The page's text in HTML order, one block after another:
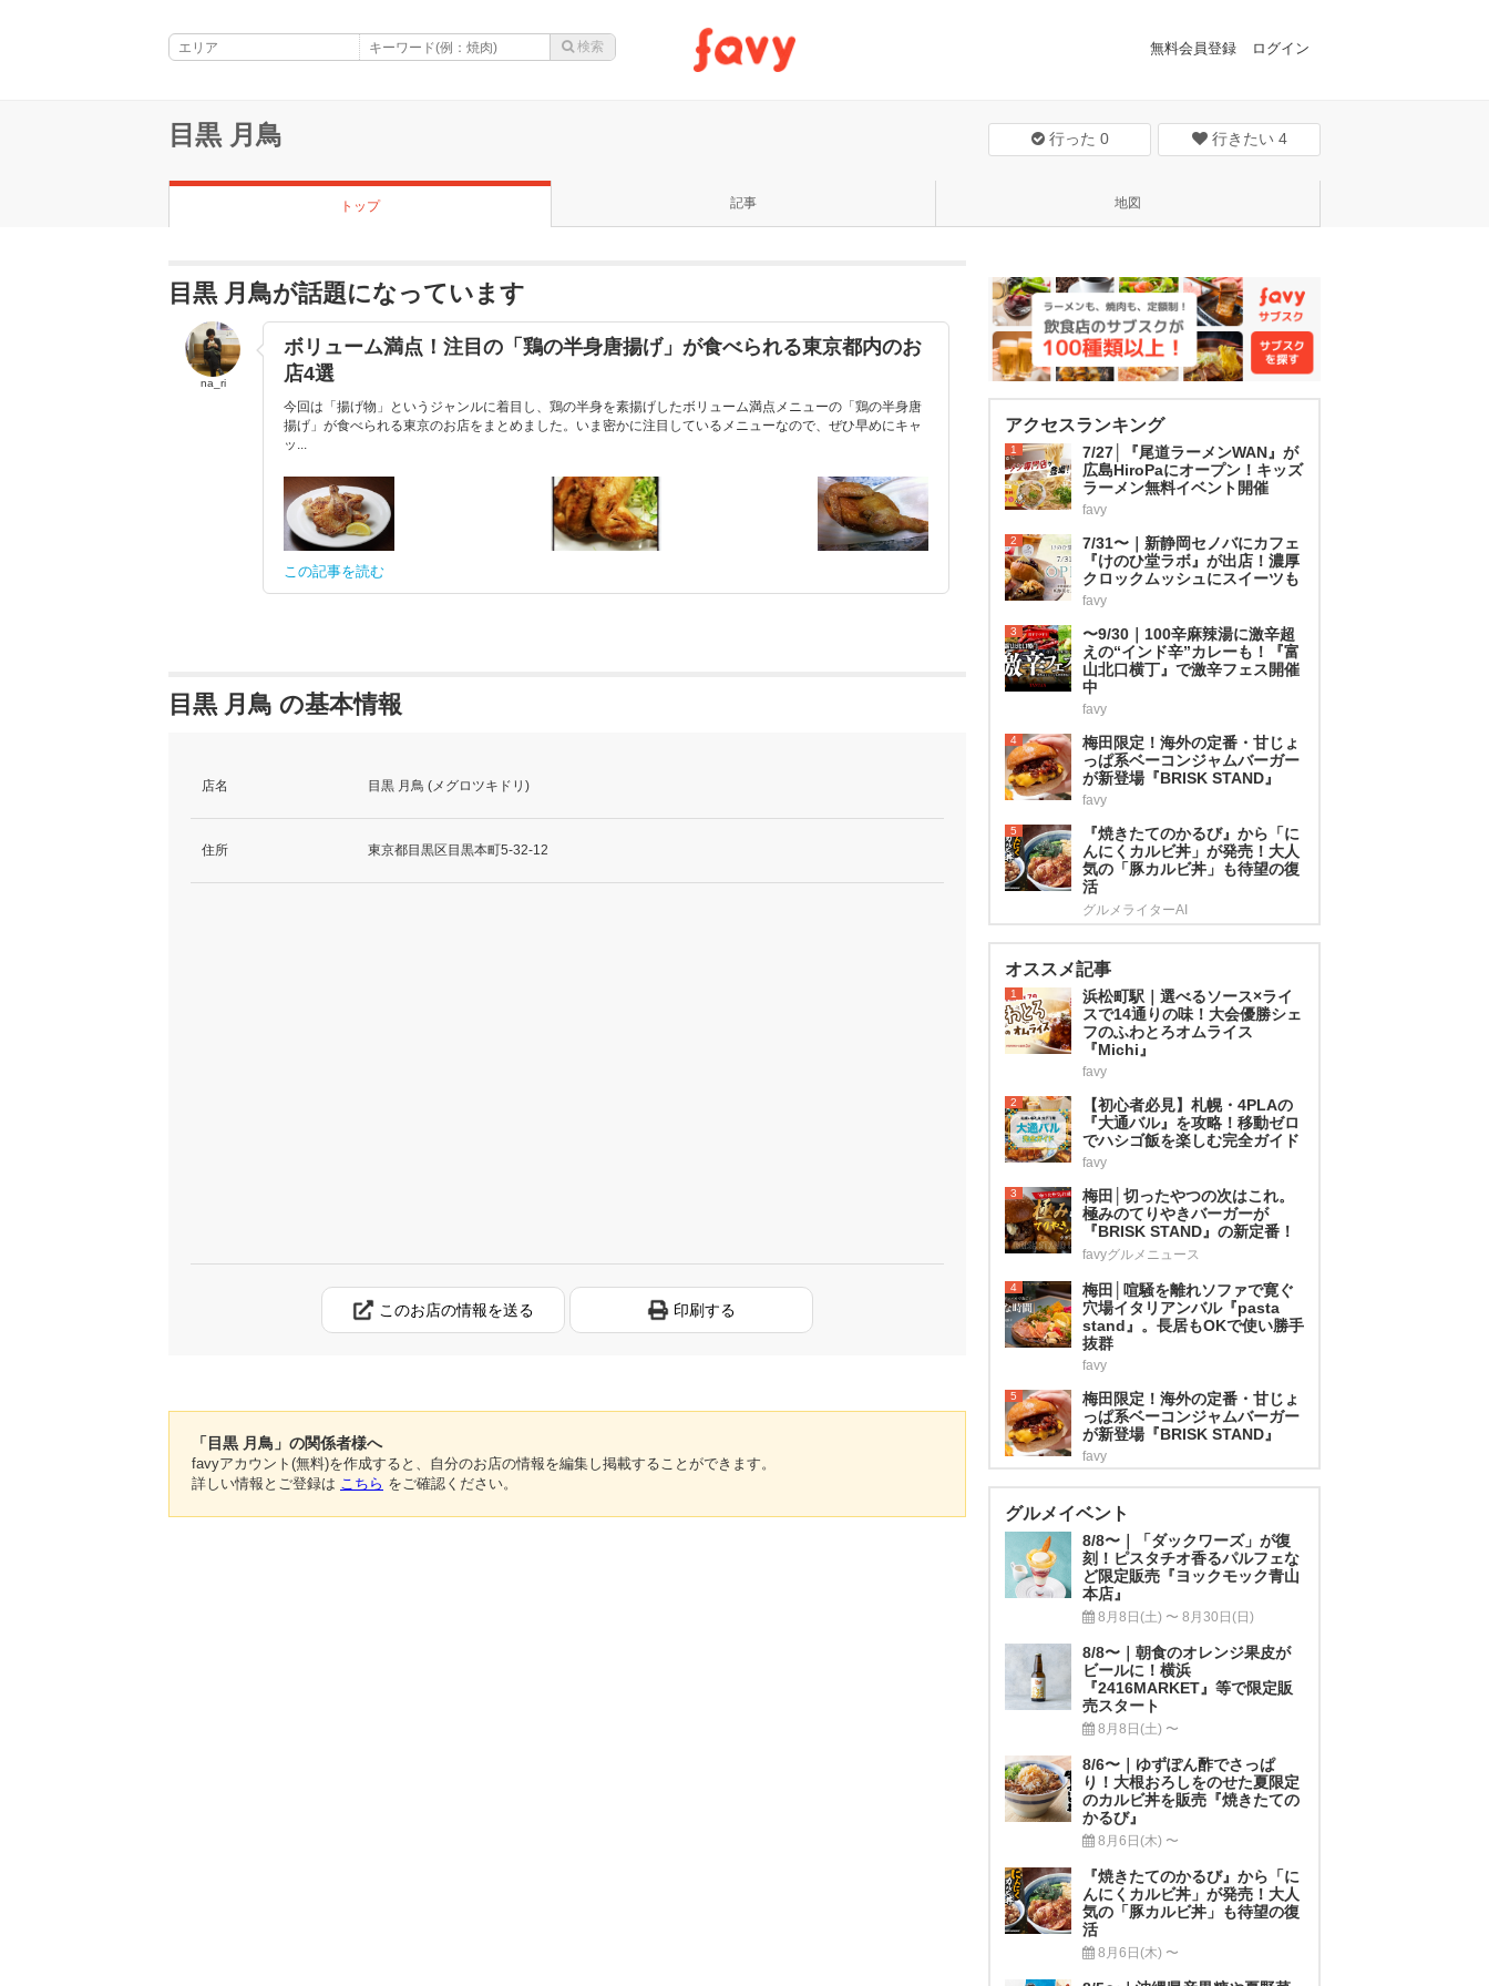
無料会員登録 ログイン
目黒 月鳥 行った 0 行きたい 4
トップ 記事 地図
目黒 月鳥が話題になっています
na_ri
ボリューム満点！注目の「鶏の半身唐揚げ」が食べられる東京都内のお
店4選
今回は「揚げ物」というジャンルに着目し、鶏の半身を素揚げしたボリューム満点メニューの「鶏の半身唐
揚げ」が食べられる東京のお店をまとめました。いま密かに注目しているメニューなので、ぜひ早めにキャ
ッ...
この記事を読む
目黒 月鳥 の基本情報
店名 目黒 月鳥 (メグロツキドリ)
住所 東京都目黒区目黒本町5-32-12
このお店の情報を送る 印刷する
「目黒 月鳥」の関係者様へ
favyアカウント(無料)を作成すると、自分のお店の情報を編集し掲載することができます。
詳しい情報とご登録は こちら をご確認ください。
アクセスランキング
1
7/27│『尾道ラーメンWAN』が
広島HiroPaにオープン！キッズ
ラーメン無料イベント開催
favy
2
7/31〜｜新静岡セノバにカフェ
『けのひ堂ラボ』が出店！濃厚
クロックムッシュにスイーツも
favy
3
〜9/30｜100辛麻辣湯に激辛超
えの“インド辛”カレーも！『富
山北口横丁』で激辛フェス開催
中
favy
4
梅田限定！海外の定番・甘じょ
っぱ系ベーコンジャムバーガー
が新登場『BRISK STAND』
favy
5
『焼きたてのかるび』から「に
んにくカルビ丼」が発売！大人
気の「豚カルビ丼」も待望の復
活
グルメライターAI
オススメ記事
1
浜松町駅｜選べるソース×ライ
スで14通りの味！大会優勝シェ
フのふわとろオムライス
『Michi』
favy
2
【初心者必見】札幌・4PLAの
『大通バル』を攻略！移動ゼロ
でハシゴ飯を楽しむ完全ガイド
favy
3
梅田│切ったやつの次はこれ。
極みのてりやきバーガーが
『BRISK STAND』の新定番！
favyグルメニュース
4
梅田│喧騒を離れソファで寛ぐ
穴場イタリアンバル『pasta
stand』。長居もOKで使い勝手
抜群
favy
5
梅田限定！海外の定番・甘じょ
っぱ系ベーコンジャムバーガー
が新登場『BRISK STAND』
favy
グルメイベント
8/8〜｜「ダックワーズ」が復
刻！ピスタチオ香るパルフェな
ど限定販売『ヨックモック青山
本店』
8月8日(土) 〜 8月30日(日)
8/8〜｜朝食のオレンジ果皮が
ビールに！横浜
『2416MARKET』等で限定販
売スタート
8月8日(土) 〜
8/6〜｜ゆずぽん酢でさっぱ
り！大根おろしをのせた夏限定
のカルビ丼を販売『焼きたての
かるび』
8月6日(木) 〜
『焼きたてのかるび』から「に
んにくカルビ丼」が発売！大人
気の「豚カルビ丼」も待望の復
活
8月6日(木) 〜